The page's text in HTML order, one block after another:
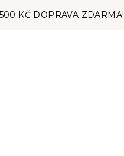
KČ DOPRAVA ZDARMA!